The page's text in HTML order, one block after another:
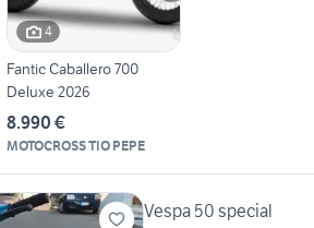
4
Fantic Caballero 700
Deluxe 2026
8.990 €
MOTOCROSS TIO PEPE
Vespa 50 special